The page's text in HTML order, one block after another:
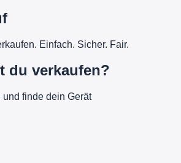
Einfach. Sicher. Fair.
du verkaufen?
finde dein Gerät